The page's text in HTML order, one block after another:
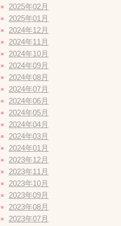
2025年02月
2025年01月
2024年12月
2024年11月
2024年10月
2024年09月
2024年08月
2024年07月
2024年06月
2024年05月
2024年04月
2024年03月
2024年01月
2023年12月
2023年11月
2023年10月
2023年09月
2023年08月
2023年07月